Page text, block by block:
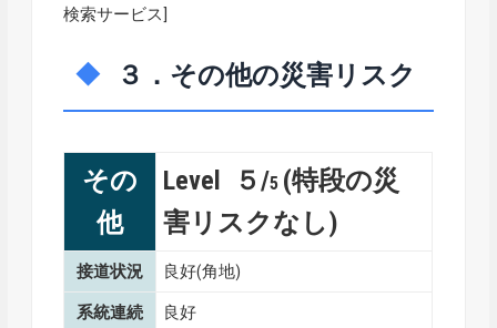
検索サービス]
３．その他の災害リスク
その
他
Level ５/5 (特段の災
害リスクなし)
接道状況 良好(角地)
系統連続
良好